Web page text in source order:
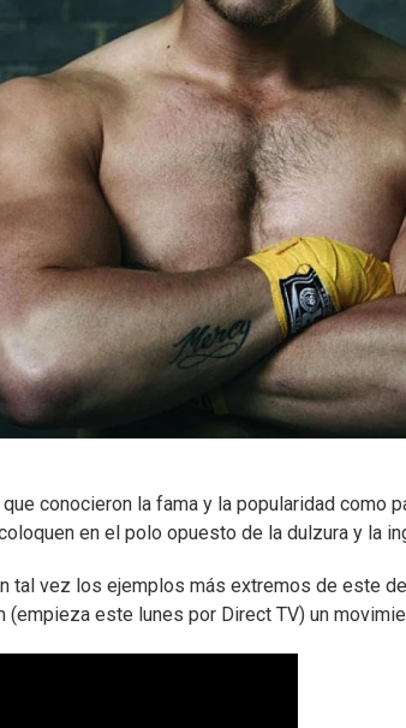
conocieron la fama y la popularidad como
en el polo opuesto de la dulzura y la
tal vez los ejemplos más extremos de este
(empieza este lunes por Direct TV) un